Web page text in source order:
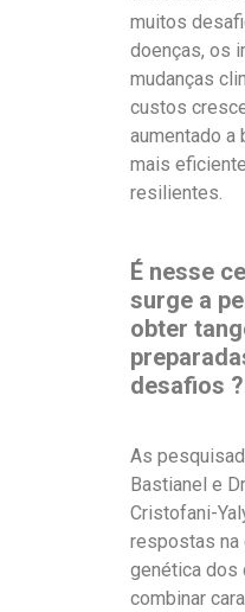
muitos
doenças, os
mudanças
custos
aumentado a
mais
resilientes.
É nesse
surge a
obter
desafios ?
As
Bastianel e
Cristofani-
respostas na
genética dos
combinar